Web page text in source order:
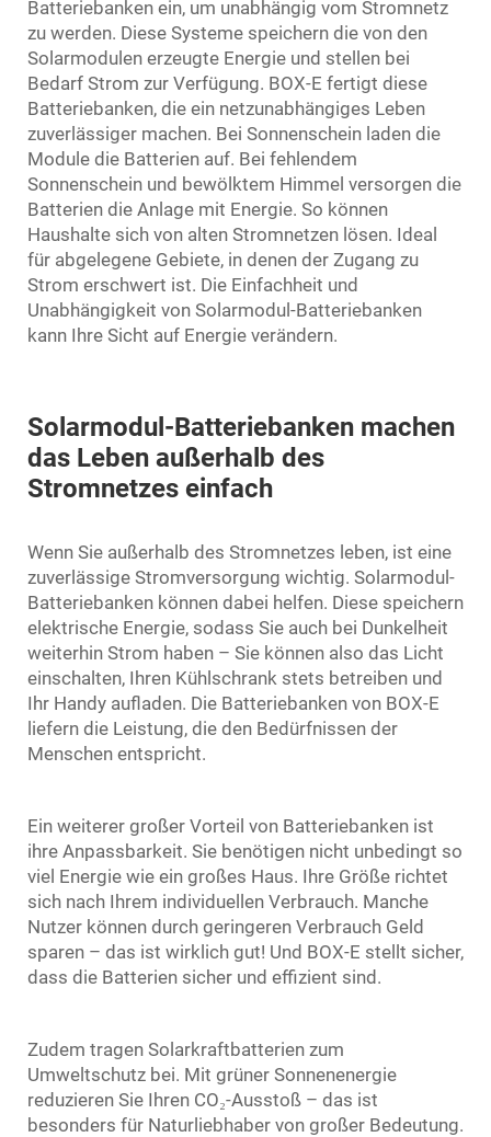
Batteriebanken ein, um unabhängig vom Stromnetz
zu werden. Diese Systeme speichern die von den
Solarmodulen erzeugte Energie und stellen bei
Bedarf Strom zur Verfügung. BOX-E fertigt diese
Batteriebanken, die ein netzunabhängiges Leben
zuverlässiger machen. Bei Sonnenschein laden die
Module die Batterien auf. Bei fehlendem
Sonnenschein und bewölktem Himmel versorgen die
Batterien die Anlage mit Energie. So können
Haushalte sich von alten Stromnetzen lösen. Ideal
für abgelegene Gebiete, in denen der Zugang zu
Strom erschwert ist. Die Einfachheit und
Unabhängigkeit von Solarmodul-Batteriebanken
kann Ihre Sicht auf Energie verändern.
Solarmodul-Batteriebanken machen
das Leben außerhalb des
Stromnetzes einfach
Wenn Sie außerhalb des Stromnetzes leben, ist eine
zuverlässige Stromversorgung wichtig. Solarmodul-
Batteriebanken können dabei helfen. Diese speichern
elektrische Energie, sodass Sie auch bei Dunkelheit
weiterhin Strom haben – Sie können also das Licht
einschalten, Ihren Kühlschrank stets betreiben und
Ihr Handy aufladen. Die Batteriebanken von BOX-E
liefern die Leistung, die den Bedürfnissen der
Menschen entspricht.
Ein weiterer großer Vorteil von Batteriebanken ist
ihre Anpassbarkeit. Sie benötigen nicht unbedingt so
viel Energie wie ein großes Haus. Ihre Größe richtet
sich nach Ihrem individuellen Verbrauch. Manche
Nutzer können durch geringeren Verbrauch Geld
sparen – das ist wirklich gut! Und BOX-E stellt sicher,
dass die Batterien sicher und effizient sind.
Zudem tragen Solarkraftbatterien zum
Umweltschutz bei. Mit grüner Sonnenenergie
reduzieren Sie Ihren CO₂-Ausstoß – das ist
besonders für Naturliebhaber von großer Bedeutung.